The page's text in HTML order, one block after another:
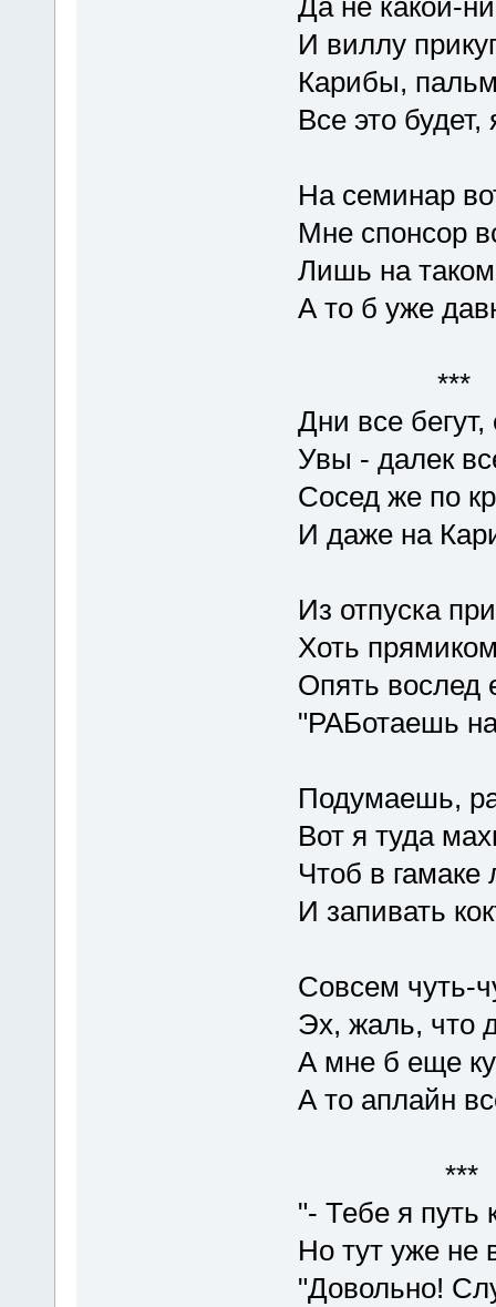
И виллу
Карибы,
Все это
На семинар
Мне спонсор
Лишь на
А то б уже
***
Дни все
Увы - далек
Сосед же по
И даже на
Из отпуска
Хоть
Опять вослед
"РАБотаешь
Подумаешь,
Вот я туда
Чтоб в гамаке
И запивать
Совсем чуть-
Эх, жаль, что
А мне б еще
А то аплайн
***
"- Тебе я путь
Но тут уже не
"Довольно!